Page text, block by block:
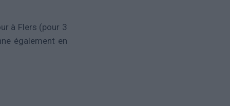
à Flers (pour 3
également en